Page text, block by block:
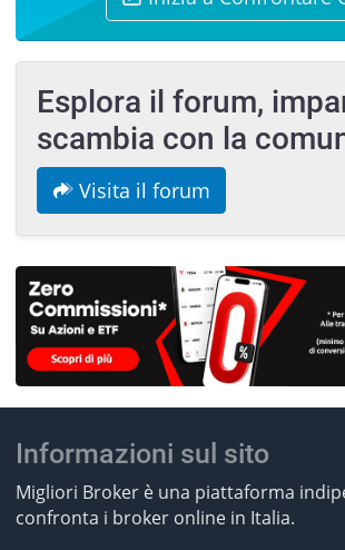
Esplora il forum,
scambia con la
Visita il forum
Informazioni sul sito
Migliori Broker è una piattaforma
confronta i broker online in Italia.